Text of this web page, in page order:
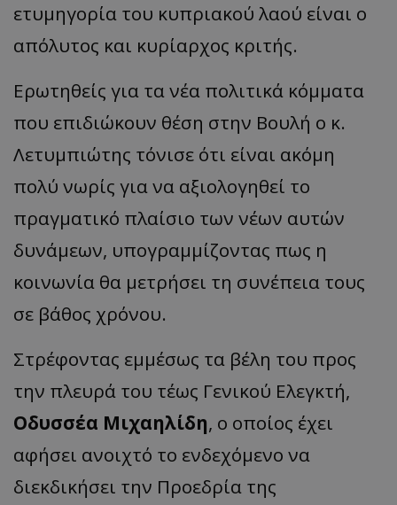
ετυμηγορία του κυπριακού λαού είναι ο
απόλυτος και κυρίαρχος κριτής.
​Ερωτηθείς για τα νέα πολιτικά κόμματα
που επιδιώκουν θέση στην Βουλή ο κ.
Λετυμπιώτης τόνισε ότι είναι ακόμη
πολύ νωρίς για να αξιολογηθεί το
πραγματικό πλαίσιο των νέων αυτών
δυνάμεων, υπογραμμίζοντας πως η
κοινωνία θα μετρήσει τη συνέπεια τους
σε βάθος χρόνου.
Στρέφοντας εμμέσως τα βέλη του προς
την πλευρά του τέως Γενικού Ελεγκτή,
Οδυσσέα Μιχαηλίδη, ο οποίος έχει
αφήσει ανοιχτό το ενδεχόμενο να
διεκδικήσει την Προεδρία της